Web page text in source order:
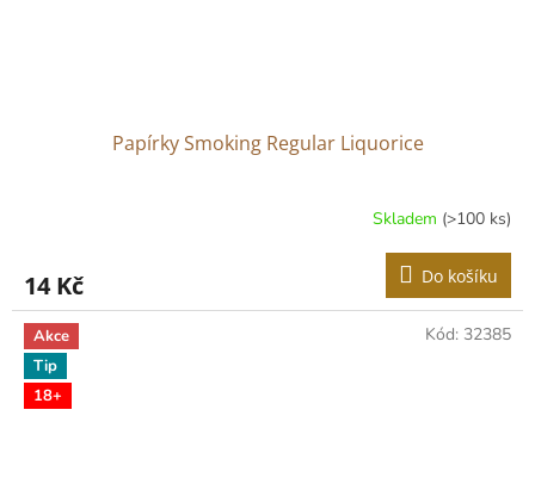
Papírky Smoking Regular Liquorice
Skladem (>100 ks)
14 Kč Do košíku
Akce
Tip
18+
Kód: 32385